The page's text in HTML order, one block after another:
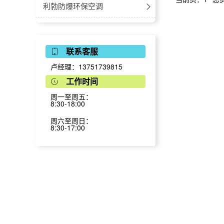
联系客服
卢经理：13751739815
工作时间
周一至周五：
8:30-18:00
周六至周日：
8:30-17:00
防爆医用冷藏冷冻箱
8℃~20℃防爆药品阴凉箱
4℃防爆血液冷藏箱
防爆层析柜
20℃~55℃防爆加温保存箱
防爆立式-电热鼓风干燥箱
防爆真空干燥箱
防爆空调-立柜式
防爆空调-风管机
防爆空调-窗式空调
防爆空调-高温型
立柜式
利勃防爆环保空调
移动式大风量
移动式小风量
防爆多联机外机
防爆多联机内机
多联机壁挂式
多联机落地式
利勃防爆风机盘管
卡式
柜式
卧式暗装
利勃防爆调温空调
-立柜式
-风管式
利勃防爆移动空调
利勃防腐防爆空调